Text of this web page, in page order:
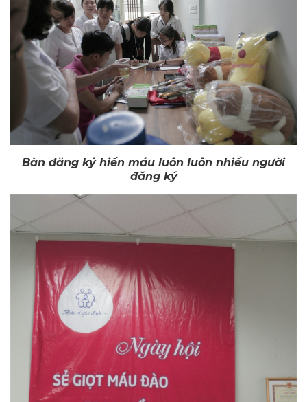
Bàn đăng ký hiến máu luôn luôn nhiều người
đăng ký